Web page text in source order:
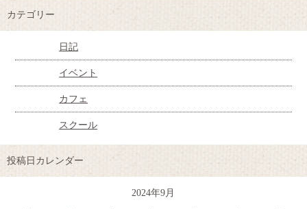
カテゴリー
日記
イベント
カフェ
スクール
投稿日カレンダー
2024年9月